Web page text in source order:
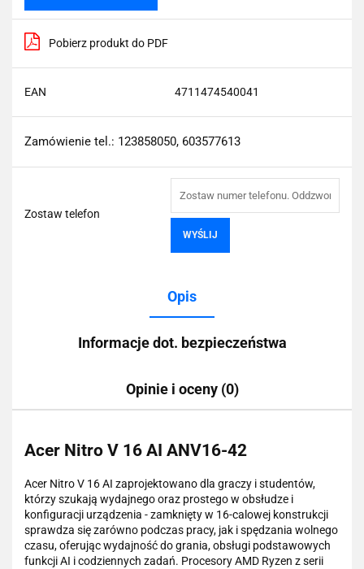
Pobierz produkt do PDF
EAN 4711474540041
Zamówienie tel.: 123858050, 603577613
Zostaw telefon
WYŚLIJ
Opis
Informacje dot. bezpieczeństwa
Opinie i oceny (0)
Acer Nitro V 16 AI ANV16-42
Acer Nitro V 16 AI zaprojektowano dla graczy i studentów,
którzy szukają wydajnego oraz prostego w obsłudze i
konfiguracji urządzenia - zamknięty w 16-calowej konstrukcji
sprawdza się zarówno podczas pracy, jak i spędzania wolnego
czasu, oferując wydajność do grania, obsługi podstawowych
funkcji AI i codziennych zadań. Procesory AMD Ryzen z serii